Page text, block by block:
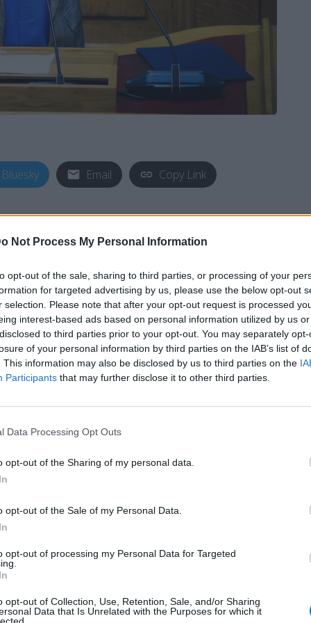
Not Process My Personal Information
opt-out of the sale, sharing to third parties, or processing of your
for targeted advertising by us, please use the below opt-out
selection. Please note that after your opt-out request is processed
interest-based ads based on personal information utilized by us
to third parties prior to your opt-out. You may separately
of your personal information by third parties on the IAB’s list of
This information may also be disclosed by us to third parties on the
Participants that may further disclose it to other third parties.
Data Processing Opt Outs
opt-out of the Sharing of my personal data.
opt-out of the Sale of my Personal Data.
opt-out of processing my Personal Data for Targeted
opt-out of Collection, Use, Retention, Sale, and/or Sharing
Data that Is Unrelated with the Purposes for which it
Bluesky Email Copy Link
προκλητική ομιλία, λέγοντας
κάθε μέρα πιο κοντά στην
η κοινοβουλευτική εκπρόσωπος
σε παρέμβασή της νωρίτερα
ότι και εσείς λάβατε ένα mail, όπως
στο οποίο mail επιβεβαιώνεται ότι η
υλικών και το μπάζωμα του χώρου στα
σύσκεψη, στην οποία συμμετείχαν δύο
λέει το mail, αποφασίστηκε στη σύσκεψη η
υλικών, το μπάζωμα, μια παράνομη
γίνει η ποινική δίωξη. Άρα γνωρίζατε ή θα
εκπρόσωπος της Νέας Αριστεράς.
τον τρόπο πληρωμής. Εγώ δεν θα σας
Το mail υπάρχει και το λάβατε. Και ήταν σε
εξέδωσε Δελτία Τύπου με τα οποία έλεγε
επί του πεδίου, συντονισμού δηλαδή αυτών